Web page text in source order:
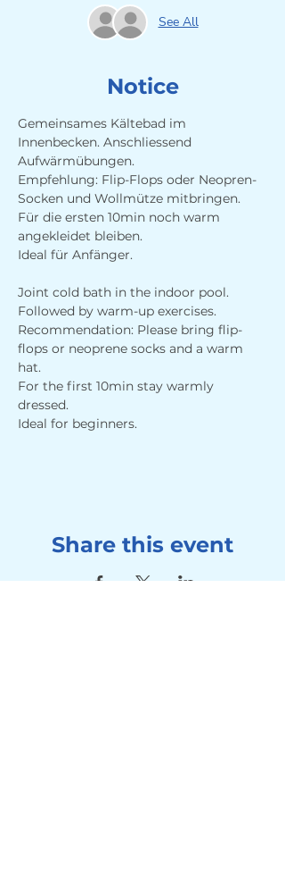
See All
Notice
Gemeinsames Kältebad im
Innenbecken. Anschliessend
Aufwärmübungen.
Empfehlung: Flip-Flops oder Neopren-
Socken und Wollmütze mitbringen.
Für die ersten 10min noch warm
angekleidet bleiben.
Ideal für Anfänger.
Joint cold bath in the indoor pool.
Followed by warm-up exercises.
Recommendation: Please bring flip-
flops or neoprene socks and a warm
hat.
For the first 10min stay warmly
dressed.
Ideal for beginners.
Share this event